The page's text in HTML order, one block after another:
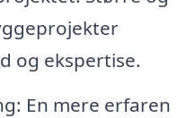
og ekspertise.
En mere erfaren